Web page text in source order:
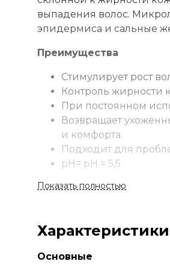
выпадения волос.
эпидермиса и сальные
Преимущества
Стимулирует рост
Контроль жирности
При постоянном
Возвращает
и комфорта.
Подходит для
pH= рН = 5,5
Применение
водой. При
окрашенных волос.
Показать полностью
Характеристики
Основные